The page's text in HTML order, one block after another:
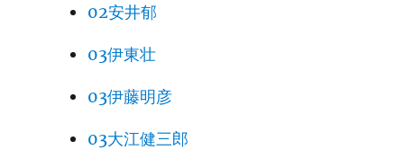
02安井郁
03伊東壮
03伊藤明彦
03大江健三郎